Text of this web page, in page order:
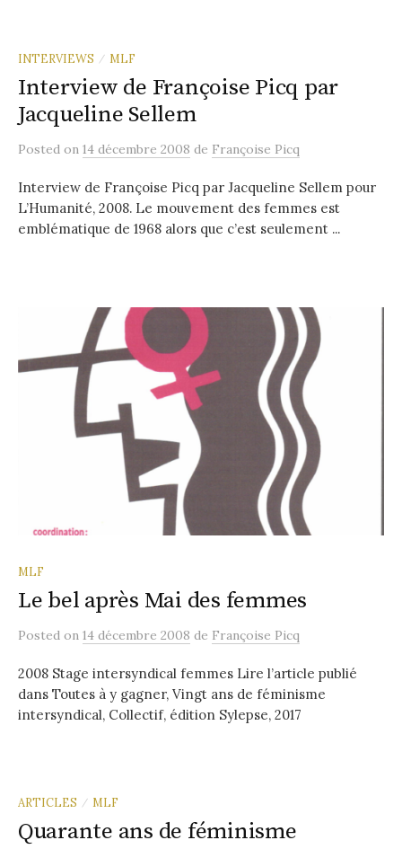
INTERVIEWS / MLF
Interview de Françoise Picq par
Jacqueline Sellem
Posted on 14 décembre 2008 de Françoise Picq
Interview de Françoise Picq par Jacqueline Sellem pour
L’Humanité, 2008. Le mouvement des femmes est
emblématique de 1968 alors que c’est seulement ...
MLF
Le bel après Mai des femmes
Posted on 14 décembre 2008 de Françoise Picq
2008 Stage intersyndical femmes Lire l’article publié
dans Toutes à y gagner, Vingt ans de féminisme
intersyndical, Collectif, édition Sylepse, 2017
ARTICLES / MLF
Quarante ans de féminisme